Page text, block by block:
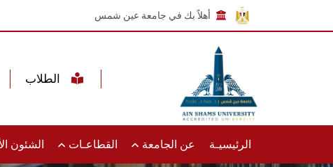
أهلاً بك في جامعة عين شمس
الرئيسيـة عن الجامعة القطاعـات الشئون